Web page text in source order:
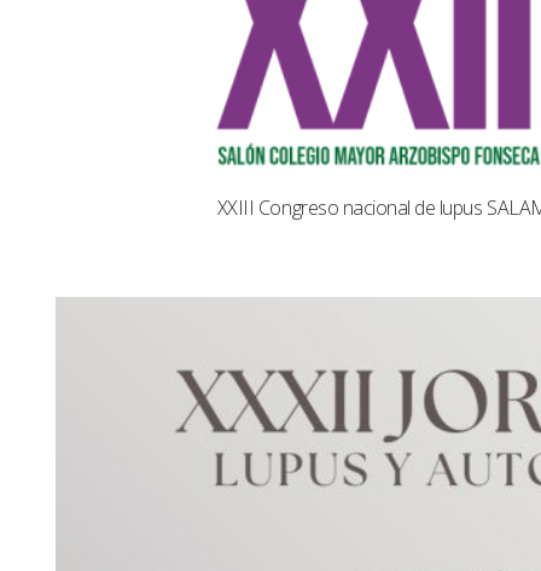
XXIII Congreso nacional de lupus